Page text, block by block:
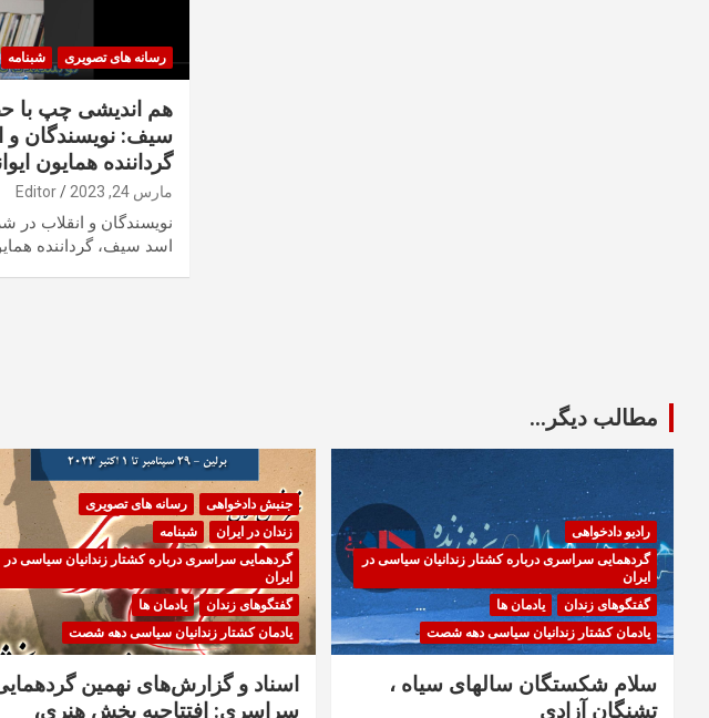
رسانه های تصویری شبنامه
هم اندیشی چپ با
سیف: نویسندگان و
گرداننده همایون
مارس 24, 2023 Editor
نویسندگان و انقلاب
اسد سیف، گرداننده
مطالب دیگر...
رادیو دادخواهی
گردهمایی سراسری درباره کشتار زندانیان سیاسی در
ایران
گفتگوهای زندان
یادمان ها
یادمان کشتار زندانیان سیاسی دهه شصت
سلام شکستگان سالهای سیاه ،
تشنگان آزادی
جنبش دادخواهی
رسانه های تصویری
زندان در ایران
شبنامه
گردهمایی سراسری درباره کشتار زندانیان سیاسی در
ایران
گفتگوهای زندان
یادمان ها
یادمان کشتار زندانیان سیاسی دهه شصت
اسناد و گزارش‌های نهمین
سراسری: افتتاحیه بخش هنری،